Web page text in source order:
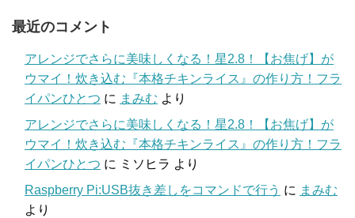
最近のコメント
アレンジでさらに美味しくなる！星2.8！【お焦げ】が
ウマイ！炊き込む『本格チキンライス』の作り方！フラ
イパンひとつ に まみむ より
アレンジでさらに美味しくなる！星2.8！【お焦げ】が
ウマイ！炊き込む『本格チキンライス』の作り方！フラ
イパンひとつ に ミソヒラ より
Raspberry Pi:USB抜き差しをコマンドで行う に まみむ
より